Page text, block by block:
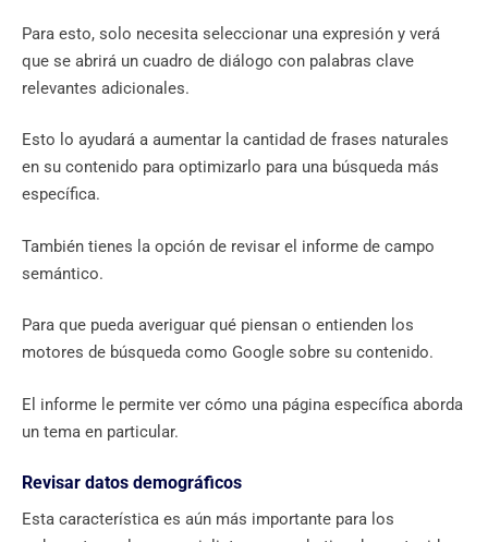
Para esto, solo necesita seleccionar una expresión y verá
que se abrirá un cuadro de diálogo con palabras clave
relevantes adicionales.
Esto lo ayudará a aumentar la cantidad de frases naturales
en su contenido para optimizarlo para una búsqueda más
específica.
También tienes la opción de revisar el informe de campo
semántico.
Para que pueda averiguar qué piensan o entienden los
motores de búsqueda como Google sobre su contenido.
El informe le permite ver cómo una página específica aborda
un tema en particular.
Revisar datos demográficos
Esta característica es aún más importante para los